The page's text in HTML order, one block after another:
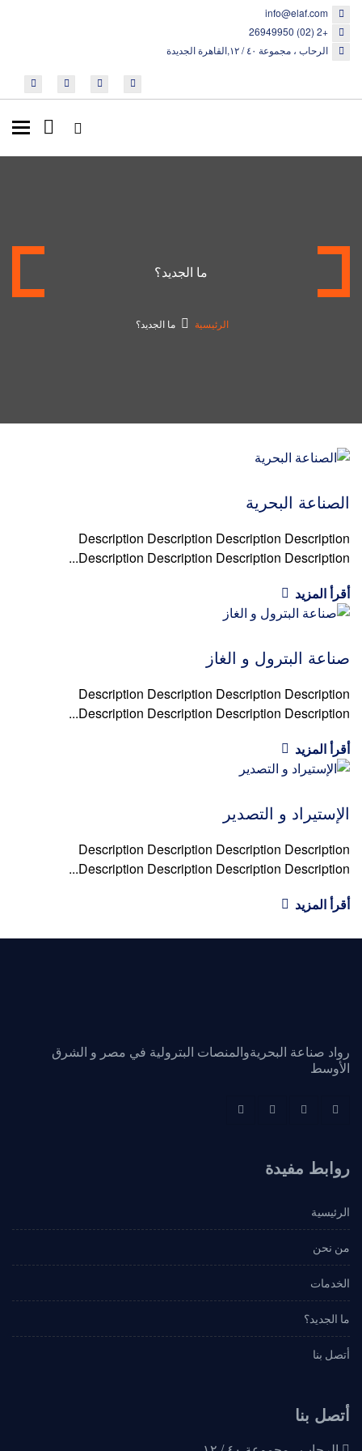
info@elaf.com
+2 (02) 26949950
الرحاب ، مجموعة ٤٠ / ١٢,القاهرة الجديدة
ما الجديد؟
الرئيسية ما الجديد؟
الصناعة البحرية
Description Description Description Description
Description Description Description Description...
أقرأ المزيد
صناعة البترول و الغاز
Description Description Description Description
Description Description Description Description...
أقرأ المزيد
الإستيراد و التصدير
Description Description Description Description
Description Description Description Description...
أقرأ المزيد
رواد صناعة البحريةوالمنصات البترولية في مصر و الشرق
الأوسط
روابط مفيدة
الرئيسية
من نحن
الخدمات
ما الجديد؟
أتصل بنا
أتصل بنا